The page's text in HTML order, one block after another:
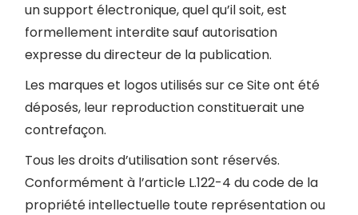
un support électronique, quel qu’il soit, est
formellement interdite sauf autorisation
expresse du directeur de la publication.
Les marques et logos utilisés sur ce Site ont été
déposés, leur reproduction constituerait une
contrefaçon.
Tous les droits d’utilisation sont réservés.
Conformément à l’article L.122-4 du code de la
propriété intellectuelle toute représentation ou